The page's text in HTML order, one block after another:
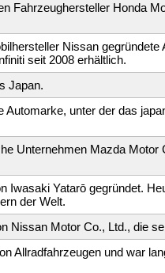
Fahrzeughersteller Honda
Nissan gegründete
seit 2008 erhältlich.
Japan.
Automarke, unter der das
Unternehmen Mazda Motor
Iwasaki Yatarō gegründet.
der Welt.
Nissan Motor Co., Ltd., die
Allradfahrzeugen und war